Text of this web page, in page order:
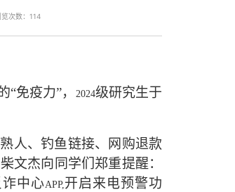
次数： 114
免疫力”， 2024级研究生于
人、钓鱼链接、网购退款
文杰向同学们郑重提醒：
中心APP,开启来电预警功